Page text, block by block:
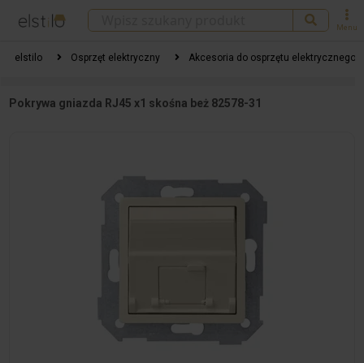
Menu
elstilo Osprzęt elektryczny Akcesoria do osprzętu elektrycznego
Pokrywa gniazda RJ45 x1 skośna beż 82578-31